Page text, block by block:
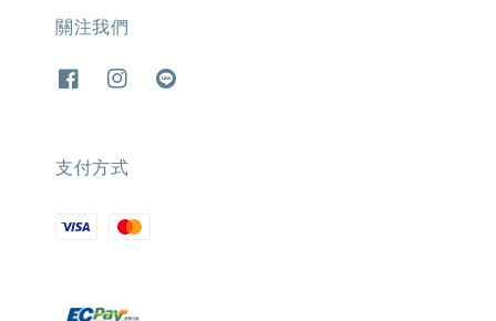
關注我們
支付方式